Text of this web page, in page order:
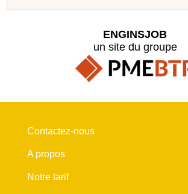
ENGINSJOB
un site du groupe
Contactez-nous
A propos
Notre tarif